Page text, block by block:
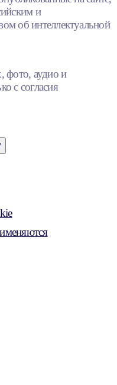
и
об интеллектуальной
фото, аудио и
с согласия